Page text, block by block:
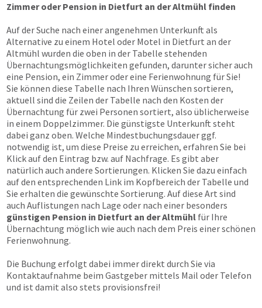
Zimmer oder Pension in Dietfurt an der Altmühl finden
Auf der Suche nach einer angenehmen Unterkunft als
Alternative zu einem Hotel oder Motel in Dietfurt an der
Altmühl wurden die oben in der Tabelle stehenden
Übernachtungs­möglichkeiten gefunden, darunter sicher auch
eine Pension, ein Zimmer oder eine Ferienwohnung für Sie!
Sie können diese Tabelle nach Ihren Wünschen sortieren,
aktuell sind die Zeilen der Tabelle nach den Kosten der
Übernachtung für zwei Personen sortiert, also üblicherweise
in einem Doppelzimmer. Die günstigste Unterkunft steht
dabei ganz oben. Welche Mindestbuchungsdauer ggf.
notwendig ist, um diese Preise zu erreichen, erfahren Sie bei
Klick auf den Eintrag bzw. auf Nachfrage. Es gibt aber
natürlich auch andere Sortierungen. Klicken Sie dazu einfach
auf den entsprechenden Link im Kopfbereich der Tabelle und
Sie erhalten die gewünschte Sortierung. Auf diese Art sind
auch Auflistungen nach Lage oder nach einer besonders
günstigen Pension in Dietfurt an der Altmühl für Ihre
Übernachtung möglich wie auch nach dem Preis einer schönen
Ferienwohnung.
Die Buchung erfolgt dabei immer direkt durch Sie via
Kontaktaufnahme beim Gastgeber mittels Mail oder Telefon
und ist damit also stets provisionsfrei!